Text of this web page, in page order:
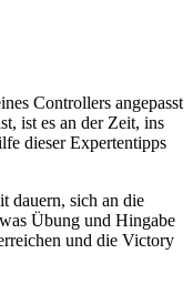
Controllers angepasst
ist es an der Zeit, ins
dieser Expertentipps
dauern, sich an die
Übung und Hingabe
und die Victory